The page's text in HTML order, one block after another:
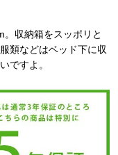
収納箱をスッポリと
類などはベッド下に収
ですよ。